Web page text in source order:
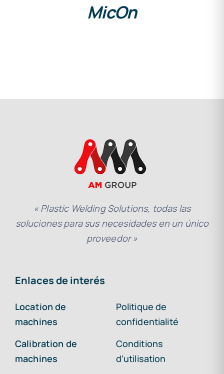
MicOn
« Plastic Welding Solutions, todas las
soluciones para sus necesidades en un único
proveedor »
Enlaces de interés
Location de
machines
Calibration de
machines
Politique de
confidentialité
Conditions
d’utilisation